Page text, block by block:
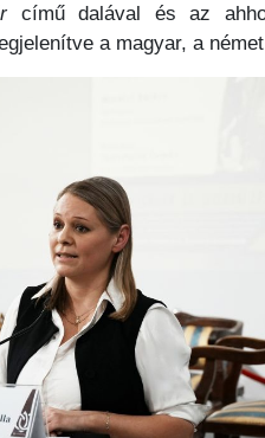
című dalával és az
a magyar, a